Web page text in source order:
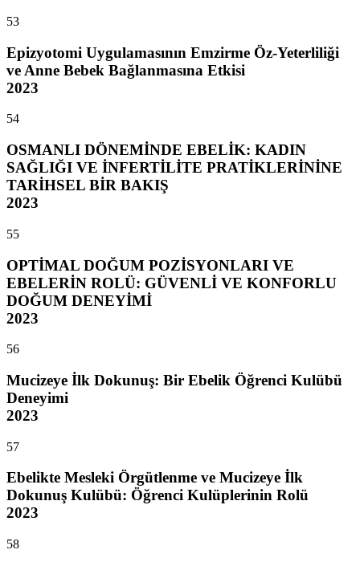
53
Epizyotomi Uygulamasının Emzirme Öz-Yeterliliği
ve Anne Bebek Bağlanmasına Etkisi
2023
54
OSMANLI DÖNEMİNDE EBELİK: KADIN
SAĞLIĞI VE İNFERTİLİTE PRATİKLERİNİNE
TARİHSEL BİR BAKIŞ
2023
55
OPTİMAL DOĞUM POZİSYONLARI VE
EBELERİN ROLÜ: GÜVENLİ VE KONFORLU
DOĞUM DENEYİMİ
2023
56
Mucizeye İlk Dokunuş: Bir Ebelik Öğrenci Kulübü
Deneyimi
2023
57
Ebelikte Mesleki Örgütlenme ve Mucizeye İlk
Dokunuş Kulübü: Öğrenci Kulüplerinin Rolü
2023
58